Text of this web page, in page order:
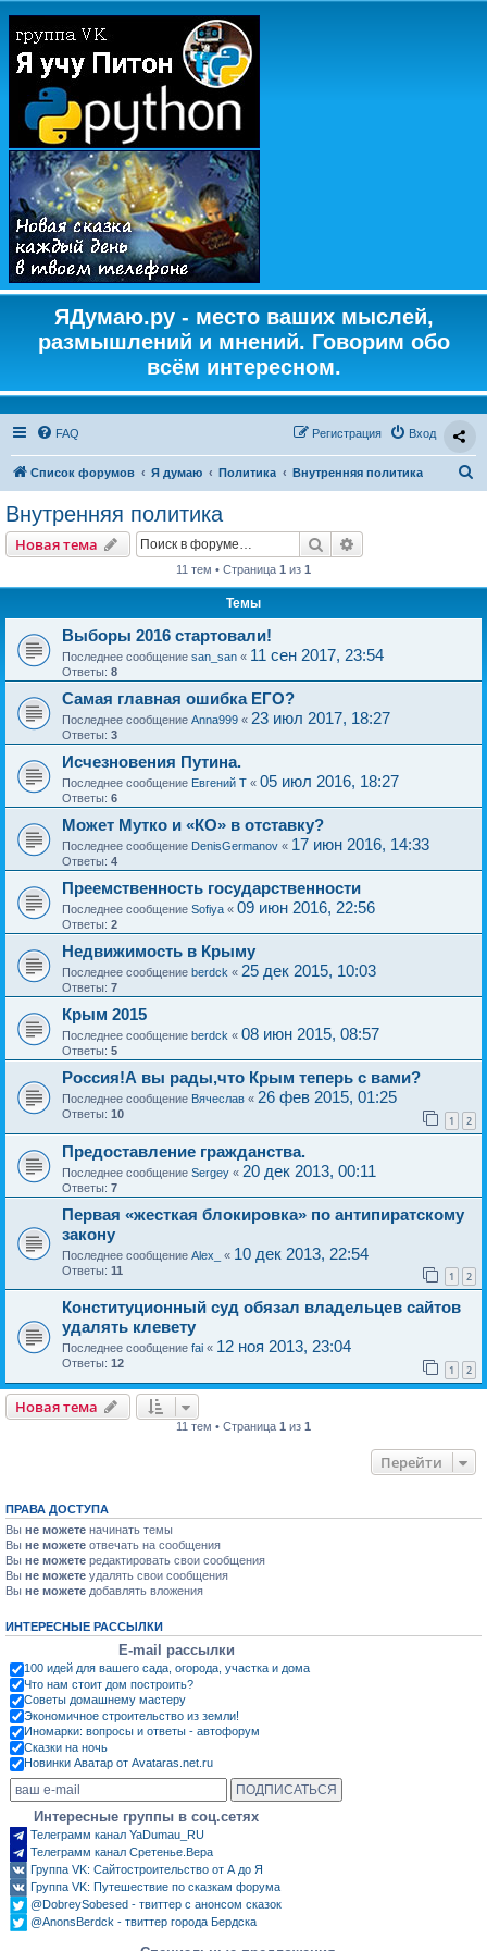
ЯДумаю.ру - место ваших мыслей,
размышлений и мнений. Говорим обо
всём интересном.
FAQ Вход
Регистрация
Список форумов Я думаю Политика Внутренняя политика
Внутренняя политика
Новая тема Поиск
11 тем • Страница 1 из 1
Темы
Выборы 2016 стартовали!
Последнее сообщение san_san « 11 сен 2017, 23:54
Ответы: 8
Самая главная ошибка ЕГО?
Последнее сообщение Anna999 « 23 июл 2017, 18:27
Ответы: 3
Исчезновения Путина.
Последнее сообщение Евгений Т « 05 июл 2016, 18:27
Ответы: 6
Может Мутко и «КО» в отставку?
Последнее сообщение DenisGermanov « 17 июн 2016, 14:33
Ответы: 4
Преемственность государственности
Последнее сообщение Sofiya « 09 июн 2016, 22:56
Ответы: 2
Недвижимость в Крыму
Последнее сообщение berdck « 25 дек 2015, 10:03
Ответы: 7
Крым 2015
Последнее сообщение berdck « 08 июн 2015, 08:57
Ответы: 5
Россия!А вы рады,что Крым теперь с вами?
Последнее сообщение Вячеслав « 26 фев 2015, 01:25
Ответы: 10 1 2
Предоставление гражданства.
Последнее сообщение Sergey « 20 дек 2013, 00:11
Ответы: 7
Первая «жесткая блокировка» по антипиратскому
закону
Последнее сообщение Alex_ « 10 дек 2013, 22:54
Ответы: 11 1 2
Конституционный суд обязал владельцев сайтов
удалять клевету
Последнее сообщение fai « 12 ноя 2013, 23:04
Ответы: 12 1 2
Новая тема
11 тем • Страница 1 из 1
Перейти
ПРАВА ДОСТУПА
Вы не можете начинать темы
Вы не можете отвечать на сообщения
Вы не можете редактировать свои сообщения
Вы не можете удалять свои сообщения
Вы не можете добавлять вложения
ИНТЕРЕСНЫЕ РАССЫЛКИ
E-mail рассылки
100 идей для вашего сада, огорода, участка и дома
Что нам стоит дом построить?
Советы домашнему мастеру
Экономичное строительство из земли!
Иномарки: вопросы и ответы - автофорум
Сказки на ночь
Новинки Аватар от Avataras.net.ru
Интересные группы в соц.сетях
Телеграмм канал YaDumau_RU
Телеграмм канал Сретенье.Вера
Группа VK: Сайтостроительство от А до Я
Группа VK: Путешествие по сказкам форума
@DobreySobesed - твиттер с анонсом сказок
@AnonsBerdck - твиттер города Бердска